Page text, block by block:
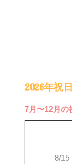
2026年祝
7月〜12月の
8/15